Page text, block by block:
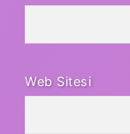
Web Sitesi